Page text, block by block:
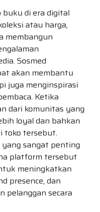
buku di era digital
atau harga,
membangun
Sosmed
akan membantu
juga menginspirasi
Ketika
dari komunitas yang
loyal dan bahkan
toko tersebut.
yang sangat penting
platform tersebut
meningkatkan
presence, dan
pelanggan secara